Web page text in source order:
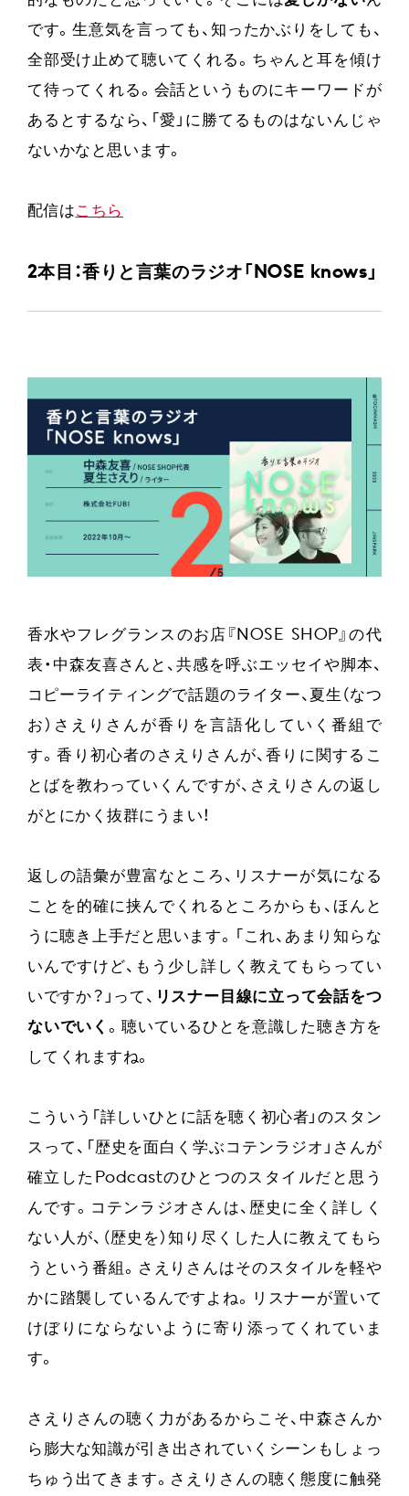
です。生意気を言っても、知ったかぶりをしても、
全部受け止めて聴いてくれる。ちゃんと耳を傾け
て待ってくれる。会話というものにキーワードが
あるとするなら、「愛」に勝てるものはないんじゃ
ないかなと思います。
配信はこちら
2本目：香りと言葉のラジオ「NOSE knows」
香水やフレグランスのお店『NOSE SHOP』の代
表・中森友喜さんと、共感を呼ぶエッセイや脚本、
コピーライティングで話題のライター、夏生（なつ
お）さえりさんが香りを言語化していく番組で
す。香り初心者のさえりさんが、香りに関するこ
とばを教わっていくんですが、さえりさんの返し
がとにかく抜群にうまい！
返しの語彙が豊富なところ、リスナーが気になる
ことを的確に挟んでくれるところからも、ほんと
うに聴き上手だと思います。「これ、あまり知らな
いんですけど、もう少し詳しく教えてもらってい
いですか？」って、 リスナー目線に立って会話をつ
ないでいく。聴いているひとを意識した聴き方を
してくれますね。
こういう「詳しいひとに話を聴く初心者」のスタン
スって、「歴史を面白く学ぶコテンラジオ」さんが
確立したPodcastのひとつのスタイルだと思う
んです。コテンラジオさんは、歴史に全く詳しく
ない人が、（歴史を）知り尽くした人に教えてもら
うという番組。さえりさんはそのスタイルを軽や
かに踏襲しているんですよね。リスナーが置いて
けぼりにならないように寄り添ってくれていま
す。
さえりさんの聴く力があるからこそ、中森さんか
ら膨大な知識が引き出されていくシーンもしょっ
ちゅう出てきます。さえりさんの聴く態度に触発